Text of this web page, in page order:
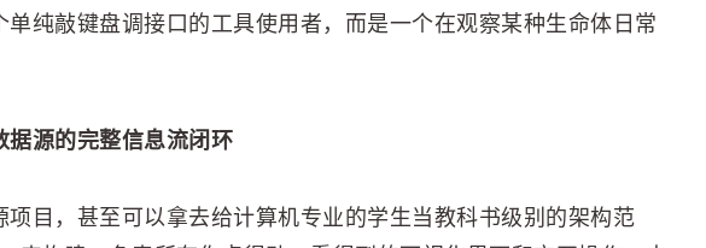
纯敲键盘调接口的工具使用者，而是一个在观察某种生命体日常
源的完整信息流闭环
目，甚至可以拿去给计算机专业的学生当教科书级别的架构范